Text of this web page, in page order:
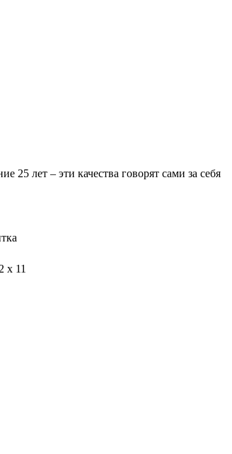
лет – эти качества говорят сами за себя
x 11